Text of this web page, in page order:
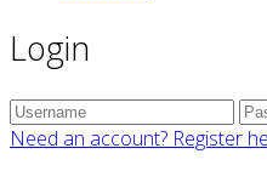
Login
Need an account? Register